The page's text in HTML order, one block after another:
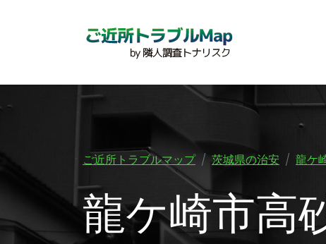
ご近所トラブルマップ 茨城県の治安 龍ケ
龍ケ崎市高